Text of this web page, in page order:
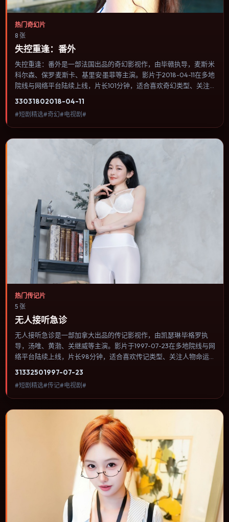
热门奇幻片
8 张
失控重逢：番外
失控重逢：番外是一部法国出品的奇幻影视作，由毕赣执导，麦斯·米
科尔森、保罗·麦斯卡、基里安·墨菲等主演。影片于2018-04-11在多地
院线与网络平台陆续上线，片长101分钟，适合喜欢奇幻类型、关注
节奏与视听语言统一，可作为休闲观影或类型片补片的选择。
33031802018-04-11
#短剧精选#奇幻#电视剧#
热门传记片
5 张
无人接听急诊
无人接听急诊是一部加拿大出品的传记影视作，由凯瑟琳·毕格罗执
导，汤唯、黄渤、关继威等主演。影片于1997-07-23在多地院线与网
络平台陆续上线，片长98分钟，适合喜欢传记类型、关注人物命运
视听语言统一，可作为休闲观影或类型片补片的选择。
31332501997-07-23
#短剧精选#传记#电视剧#